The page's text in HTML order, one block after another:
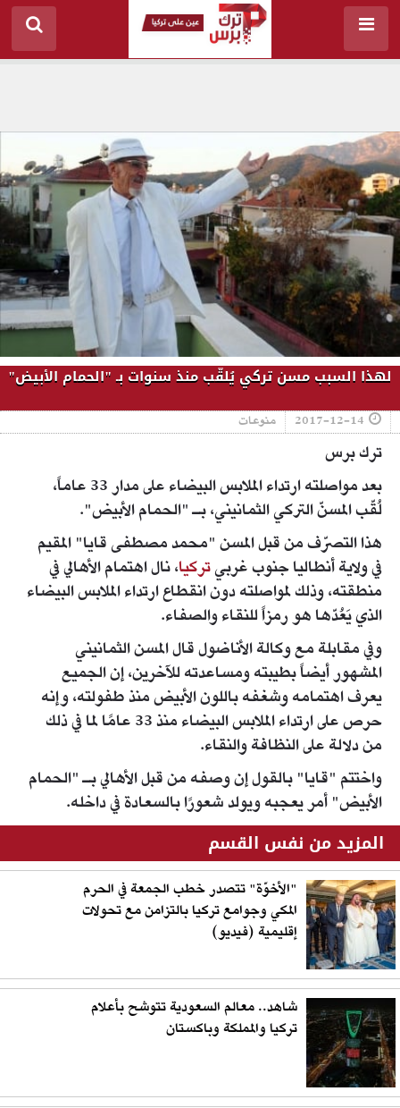
لهذا السبب مسن تركي يُلقّب منذ سنوات بـ "الحمام الأبيض"
2017-12-14 منوعات
ترك برس
بعد مواصلته ارتداء الملابس البيضاء على مدار 33 عاماً،
لُقّب المسنّ التركي الثمانيني، بـ "الحمام الأبيض".
هذا التصرّف من قبل المسن "محمد مصطفى قايا" المقيم
في ولاية أنطاليا جنوب غربيتركيا، نال اهتمام الأهالي في
منطقته، وذلك لمواصلته دون انقطاع ارتداء الملابس البيضاء
الذي يَعُدّها هو رمزاً للنقاء والصفاء.
وفي مقابلة مع وكالة الأناضول قال المسن الثمانيني
المشهور أيضاً بطيبته ومساعدته للآخرين، إن الجميع
يعرف اهتمامه وشغفه باللون الأبيض منذ طفولته، وإنه
حرص على ارتداء الملابس البيضاء منذ 33 عامًا لما في ذلك
من دلالة على النظافة والنقاء.
واختتم "قايا" بالقول إن وصفه من قبل الأهالي بـ "الحمام
الأبيض" أمر يعجبه ويولد شعورًا بالسعادة في داخله.
المزيد من نفس القسم
"الأخوّة" تتصدر خطب الجمعة في الحرم
المكي وجوامع تركيا بالتزامن مع تحولات
إقليمية (فيديو)
شاهد.. معالم السعودية تتوشح بأعلام
تركيا والمملكة وباكستان